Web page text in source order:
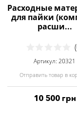
Расходные
для пайки
расши...
Артикул: 20321
Отправить товар в
10 500 грн